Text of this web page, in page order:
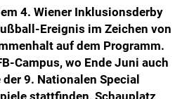
4. Wiener Inklusionsderby
Ereignis im Zeichen von
auf dem Programm.
Campus, wo Ende Juni auch
9. Nationalen Special
stattfinden, Schauplatz